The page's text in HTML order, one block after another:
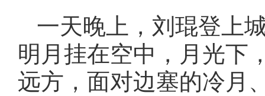
一天晚上，刘琨登上
明月挂在空中，月光下
远方，面对边塞的冷